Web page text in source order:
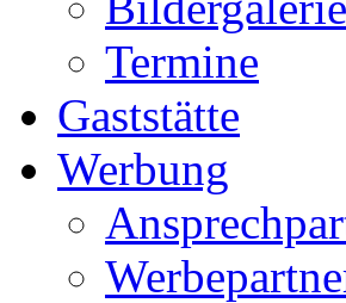
Termine
Gaststätte
Werbung